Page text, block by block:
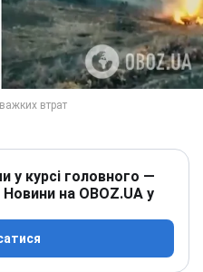
у курсі головного —
на OBOZ.UA у